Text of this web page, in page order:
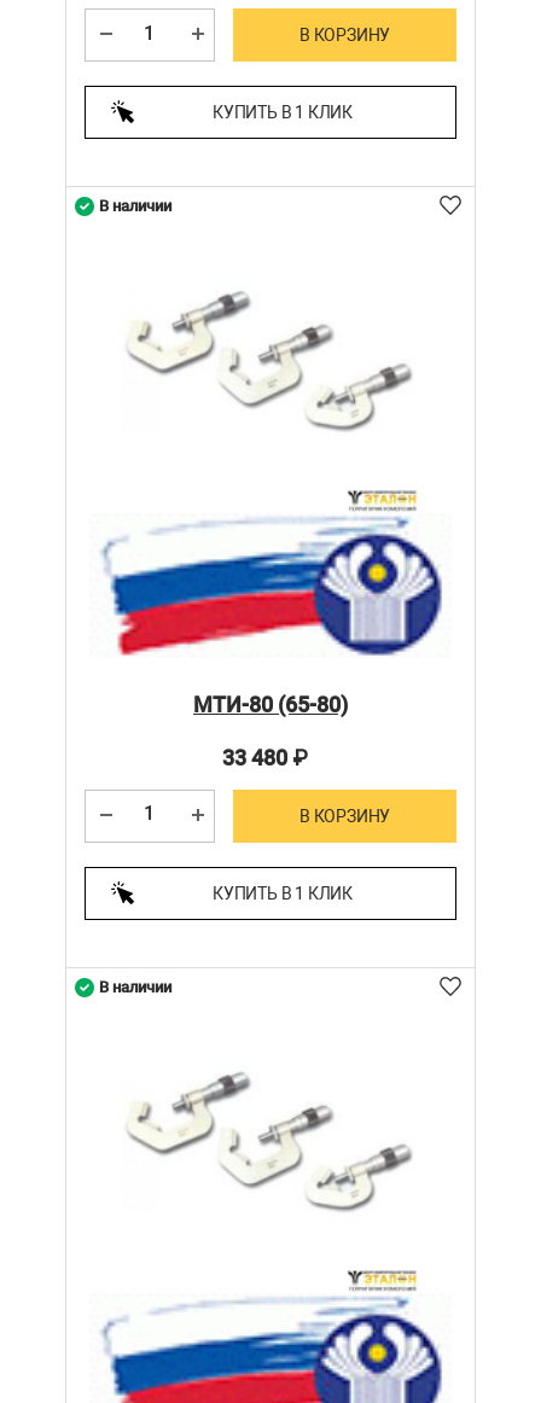
В КОРЗИНУ
КУПИТЬ В 1 КЛИК
МТИ-80 (65-80)
33 480₽
В КОРЗИНУ
КУПИТЬ В 1 КЛИК
В наличии
В наличии